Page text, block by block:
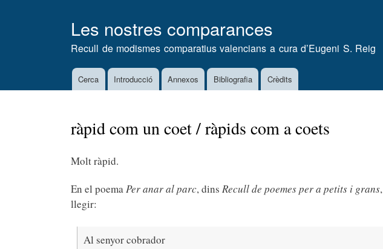
Les nostres comparances
Recull de modismes comparatius valencians a cura d’Eugeni S. Reig
MainCerca Introducció Annexos Bibliografia Crèdits
ràpid com un coet / ràpids com a coets
Molt ràpid.
En el poemaPer anar al parc, dins Recull de poemes per a petits i grans,
llegir:
Al senyor cobrador